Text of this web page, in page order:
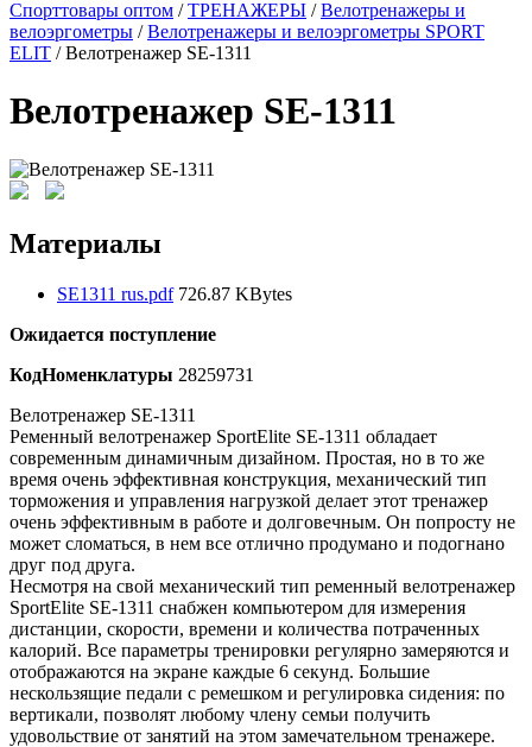
Спорттовары оптом /ТРЕНАЖЕРЫ /Велотренажеры и
велоэргометры /Велотренажеры и велоэргометры SPORT
ELIT / Велотренажер SE-1311
Велотренажер SE-1311
Материалы
SE1311 rus.pdf 726.87 KBytes
Ожидается поступление
КодНоменклатуры 28259731
Велотренажер SE-1311
Ременный велотренажер SportElite SE-1311 обладает
современным динамичным дизайном. Простая, но в то же
время очень эффективная конструкция, механический тип
торможения и управления нагрузкой делает этот тренажер
очень эффективным в работе и долговечным. Он попросту не
может сломаться, в нем все отлично продумано и подогнано
друг под друга.
Несмотря на свой механический тип ременный велотренажер
SportElite SE-1311 снабжен компьютером для измерения
дистанции, скорости, времени и количества потраченных
калорий. Все параметры тренировки регулярно замеряются и
отображаются на экране каждые 6 секунд. Большие
нескользящие педали с ремешком и регулировка сидения: по
вертикали, позволят любому члену семьи получить
удовольствие от занятий на этом замечательном тренажере.